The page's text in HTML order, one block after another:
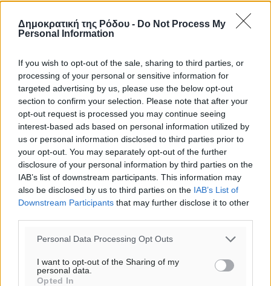
Δημοκρατική της Ρόδου - Do Not Process My
Personal Information
If you wish to opt-out of the sale, sharing to third parties, or
processing of your personal or sensitive information for
targeted advertising by us, please use the below opt-out
section to confirm your selection. Please note that after your
opt-out request is processed you may continue seeing
interest-based ads based on personal information utilized by
us or personal information disclosed to third parties prior to
your opt-out. You may separately opt-out of the further
disclosure of your personal information by third parties on the
IAB’s list of downstream participants. This information may
also be disclosed by us to third parties on the IAB’s List of
Downstream Participants that may further disclose it to other
Personal Data Processing Opt Outs
I want to opt-out of the Sharing of my
personal data.
Opted In
Ροή ειδήσεων
θαλάσσια περιοχή Κάσου και Καρπάθου
Τοπικές Ειδήσεις